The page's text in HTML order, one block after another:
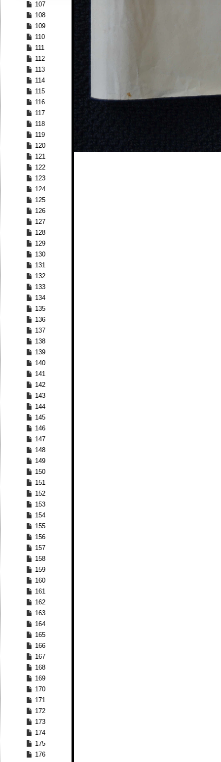
107
108
109
110
111
112
113
114
115
116
117
118
119
120
121
122
123
124
125
126
127
128
129
130
131
132
133
134
135
136
137
138
139
140
141
142
143
144
145
146
147
148
149
150
151
152
153
154
155
156
157
158
159
160
161
162
163
164
165
166
167
168
169
170
171
172
173
174
175
176